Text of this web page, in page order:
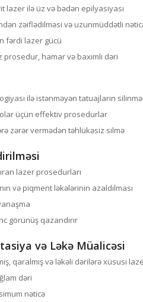
lazer ilə üz və bədən epilyasiyası
zəiflədilməsi və uzunmüddətli
fərdi lazer gücü
prosedur, hamar və baxımlı dəri
ilə istənməyən tatuajların
üçün effektiv prosedurlar
zərər vermədən təhlükəsiz silmə
lazer prosedurları
və piqment ləkələrinin azaldılması
görünüş qazandırır
və Ləkə Müalicəsi
qaralmış və ləkəli dərilərə xüsusi
dəri
nəticə